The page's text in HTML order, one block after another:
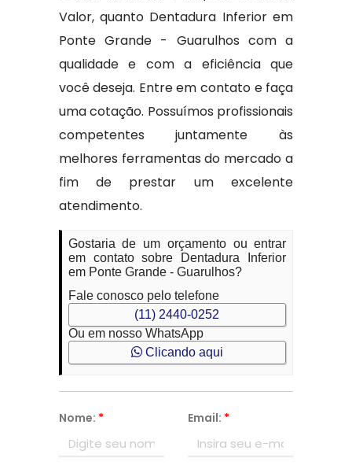
Valor, quanto Dentadura Inferior em
Ponte Grande - Guarulhos com a
qualidade e com a eficiência que
você deseja. Entre em contato e faça
uma cotação. Possuímos profissionais
competentes juntamente às
melhores ferramentas do mercado a
fim de prestar um excelente
atendimento.
Gostaria de um orçamento ou entrar
em contato sobre Dentadura Inferior
em Ponte Grande - Guarulhos?
Fale conosco pelo telefone
(11) 2440-0252
Ou em nosso WhatsApp
Clicando aqui
Nome: * Email: *